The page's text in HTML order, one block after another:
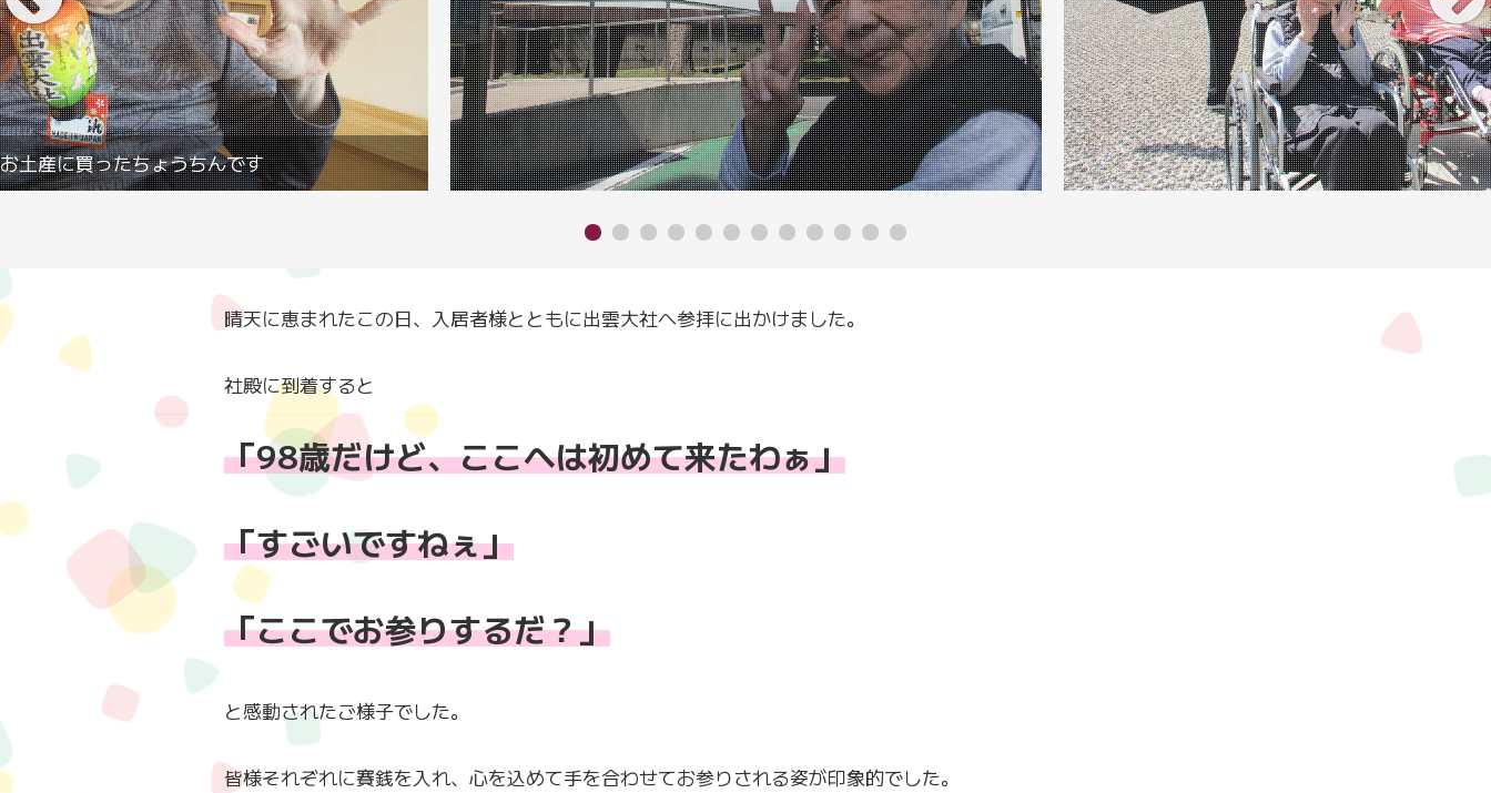
お土産に買ったちょうちんです
晴天に恵まれたこの日、入居者様とともに出雲大社へ参拝に出かけました。
社殿に到着すると
「98歳だけど、ここへは初めて来たわぁ」
「すごいですねぇ」
「ここでお参りするだ？」
と感動されたご様子でした。
皆様それぞれに賽銭を入れ、心を込めて手を合わせてお参りされる姿が印象的でした。